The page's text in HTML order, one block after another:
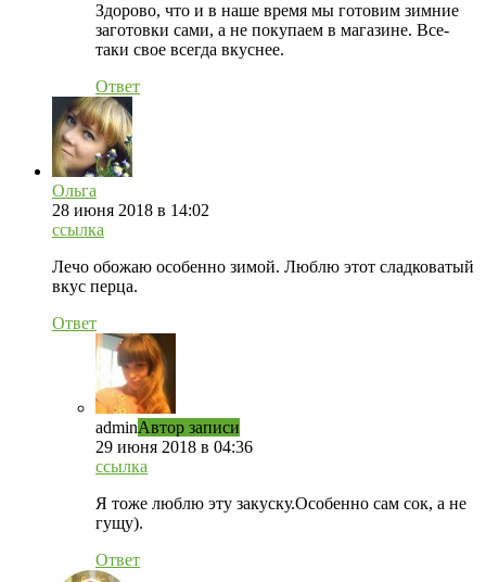
Здорово, что и в наше время мы готовим зимние
заготовки сами, а не покупаем в магазине. Все-
таки свое всегда вкуснее.
Ответ
Ольга
28 июня 2018 в 14:02
ссылка
Лечо обожаю особенно зимой. Люблю этот сладковатый
вкус перца.
Ответ
adminАвтор записи
29 июня 2018 в 04:36
ссылка
Я тоже люблю эту закуску.Особенно сам сок, а не
гущу).
Ответ